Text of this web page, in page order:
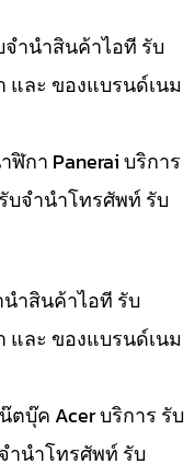
จำนำสินค้าไอที รับ
และ ของแบรนด์เนม
กา Panerai บริการ
บจำนำโทรศัพท์ รับ
ำสินค้าไอที รับ
และ ของแบรนด์เนม
บุ๊ค Acer บริการ รับ
ำนำโทรศัพท์ รับ